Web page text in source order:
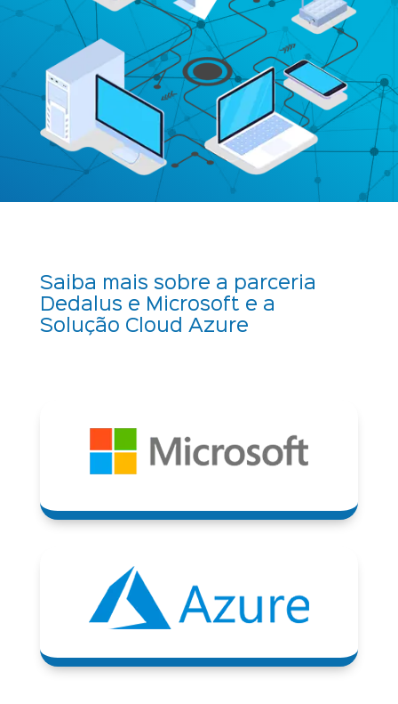
Saiba mais sobre a parceria
Dedalus e Microsoft e a
Solução Cloud Azure